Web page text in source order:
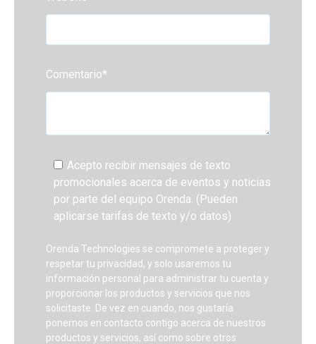
Comentario*
Acepto recibir mensajes de texto
promocionales acerca de eventos y noticias
por parte del equipo Orenda. (Pueden
aplicarse tarifas de texto y/o datos)
Orenda Technologies se compromete a proteger y
respetar tu privacidad, y solo usaremos tu
información personal para administrar tu cuenta y
proporcionar los productos y servicios que nos
solicitaste. De vez en cuando, nos gustaría
ponernos en contacto contigo acerca de nuestros
productos y servicios, así como sobre otros